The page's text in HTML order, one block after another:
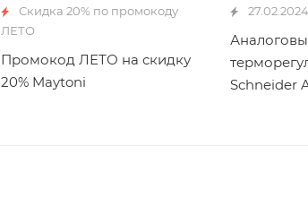
Скидка 20% по промокоду
ЛЕТО
Промокод ЛЕТО на скидку
20% Maytoni
27.02.2024
Schneider